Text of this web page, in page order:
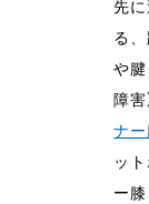
先
る
や
障
ナー
ッ
ー膝